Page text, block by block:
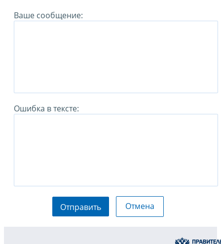
Ваше сообщение:
Ошибка в тексте:
Отправить Отмена